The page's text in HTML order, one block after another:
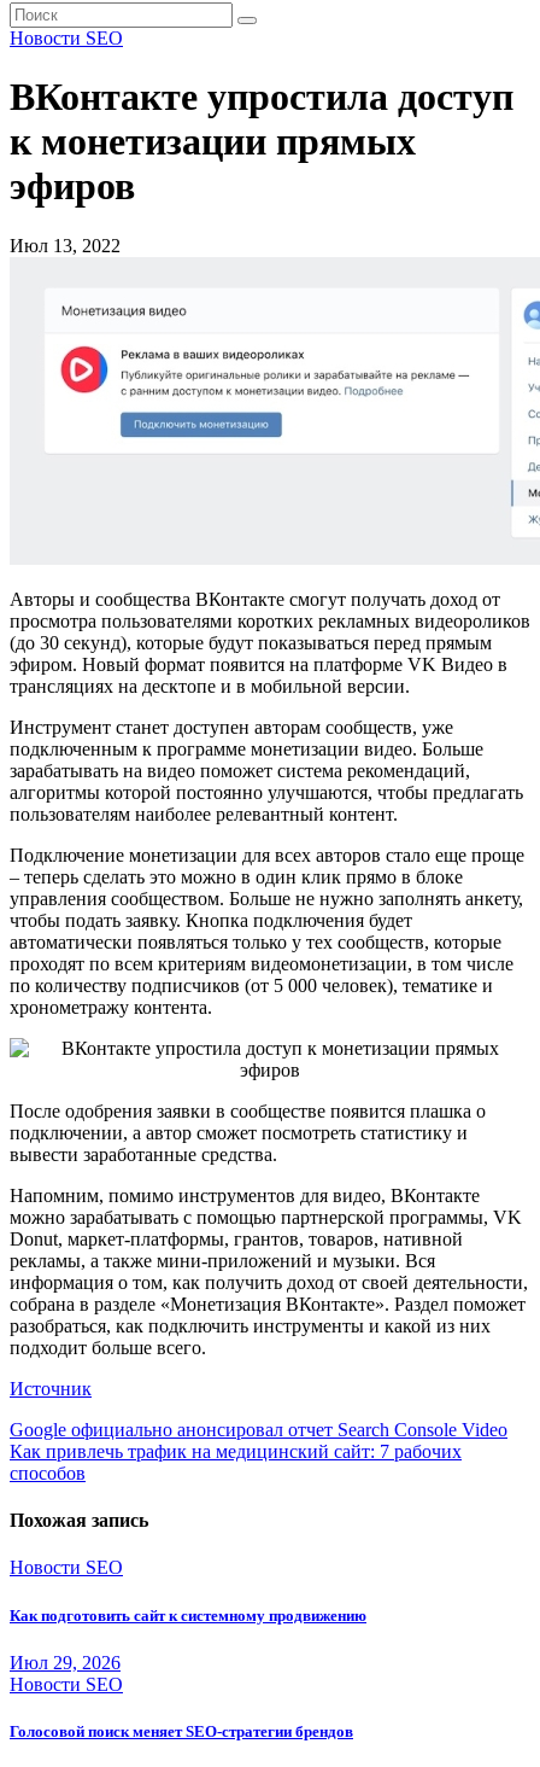
Новости SEO
ВКонтакте упростила доступ
к монетизации прямых
эфиров
Июл 13, 2022
Авторы и сообщества ВКонтакте смогут получать доход от
просмотра пользователями коротких рекламных видеороликов
(до 30 секунд), которые будут показываться перед прямым
эфиром. Новый формат появится на платформе VK Видео в
трансляциях на десктопе и в мобильной версии.
Инструмент станет доступен авторам сообществ, уже
подключенным к программе монетизации видео. Больше
зарабатывать на видео поможет система рекомендаций,
алгоритмы которой постоянно улучшаются, чтобы предлагать
пользователям наиболее релевантный контент.
Подключение монетизации для всех авторов стало еще проще
– теперь сделать это можно в один клик прямо в блоке
управления сообществом. Больше не нужно заполнять анкету,
чтобы подать заявку. Кнопка подключения будет
автоматически появляться только у тех сообществ, которые
проходят по всем критериям видеомонетизации, в том числе
по количеству подписчиков (от 5 000 человек), тематике и
хронометражу контента.
После одобрения заявки в сообществе появится плашка о
подключении, а автор сможет посмотреть статистику и
вывести заработанные средства.
Напомним, помимо инструментов для видео, ВКонтакте
можно зарабатывать с помощью партнерской программы, VK
Donut, маркет-платформы, грантов, товаров, нативной
рекламы, а также мини-приложений и музыки. Вся
информация о том, как получить доход от своей деятельности,
собрана в разделе «Монетизация ВКонтакте». Раздел поможет
разобраться, как подключить инструменты и какой из них
подходит больше всего.
Источник
Навигация
по
Google официально анонсировал отчет Search Console Video
Как привлечь трафик на медицинский сайт: 7 рабочих
способов
Похожая запись
Новости SEO
Как подготовить сайт к системному продвижению
Июл 29, 2026
Новости SEO
Голосовой поиск меняет SEO-стратегии брендов